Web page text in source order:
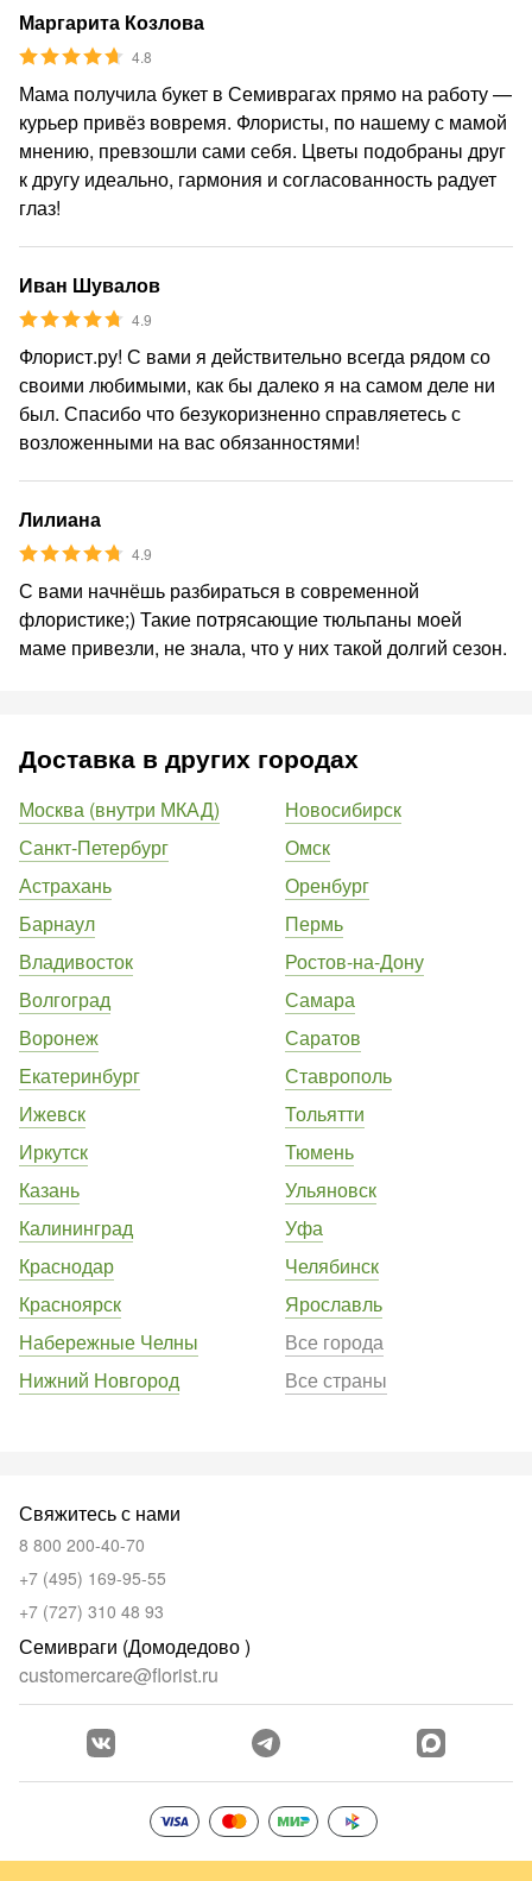
Маргарита Козлова
4.8
Мама получила букет в Семиврагах прямо на работу —
курьер привёз вовремя. Флористы, по нашему с мамой
мнению, превзошли сами себя. Цветы подобраны друг
к другу идеально, гармония и согласованность радует
глаз!
Иван Шувалов
4.9
Флорист.ру! С вами я действительно всегда рядом со
своими любимыми, как бы далеко я на самом деле ни
был. Спасибо что безукоризненно справляетесь с
возложенными на вас обязанностями!
Лилиана
4.9
С вами начнёшь разбираться в современной
флористике;) Такие потрясающие тюльпаны моей
маме привезли, не знала, что у них такой долгий сезон.
Доставка в других городах
Москва (внутри МКАД)
Санкт-Петербург
Астрахань
Барнаул
Владивосток
Волгоград
Воронеж
Екатеринбург
Ижевск
Иркутск
Казань
Калининград
Краснодар
Красноярск
Набережные Челны
Нижний Новгород
Новосибирск
Омск
Оренбург
Пермь
Ростов-на-Дону
Самара
Саратов
Ставрополь
Тольятти
Тюмень
Ульяновск
Уфа
Челябинск
Ярославль
Все города
Все страны
Свяжитесь с нами
8 800 200-40-70
+7 (495) 169-95-55
+7 (727) 310 48 93
Семивраги (Домодедово )
customercare@florist.ru